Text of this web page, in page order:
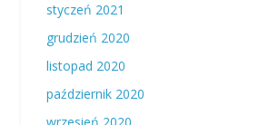
styczeń 2021
grudzień 2020
listopad 2020
październik 2020